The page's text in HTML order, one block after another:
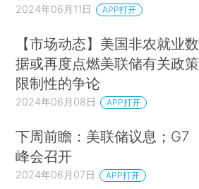
2024年06月11日 APP打开
【市场动态】美国非农就业数
据或再度点燃美联储有关政策
限制性的争论
2024年06月08日 APP打开
下周前瞻：美联储议息；G7
峰会召开
2024年06月07日 APP打开